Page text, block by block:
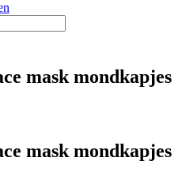
mask mondkapjes
mask mondkapjes